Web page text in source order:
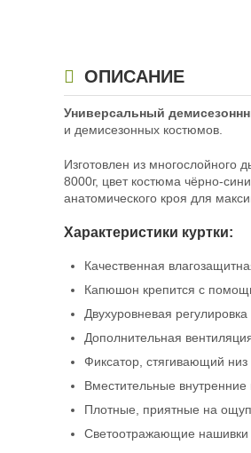
ОПИСАНИЕ
Универсальный
и демисезонных костюмов.
Изготовлен из
8000г, цвет костюма чёрно-
анатомического кроя для
Характеристики куртки:
Качественная
Капюшон крепится с
Двухуровневая
Дополнительная
Фиксатор, стягивающий низ
Вместительные
Плотные, приятные на
Светоотражающие нашивки